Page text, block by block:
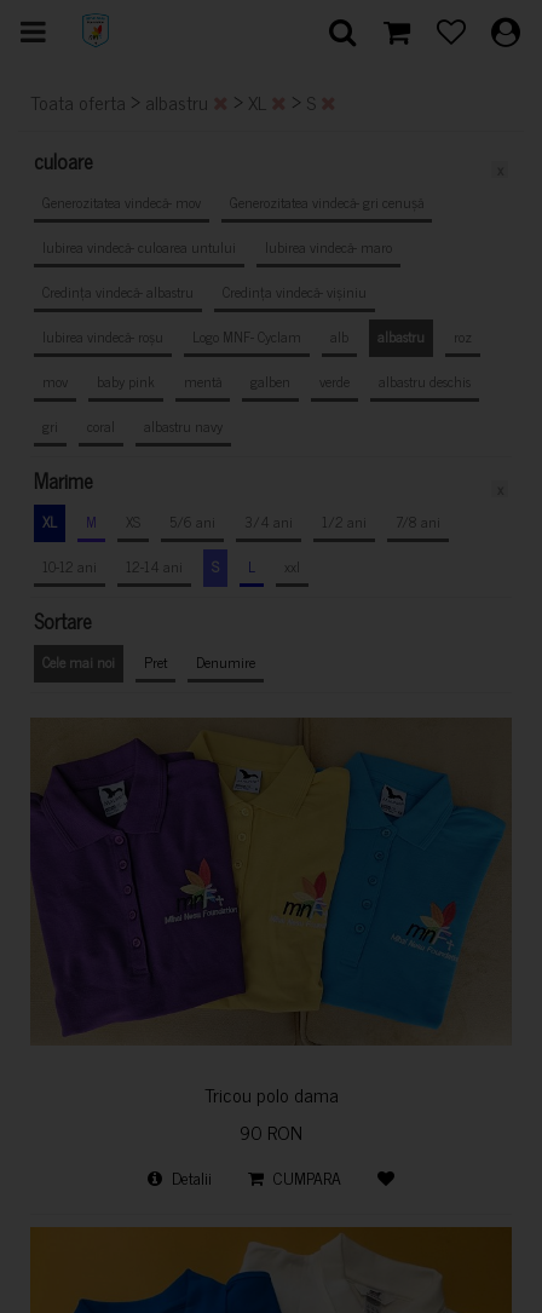
Toata oferta > albastru > XL > S
culoare
Generozitatea vindecă- mov
Generozitatea vindecă- gri cenușă
Iubirea vindecă- culoarea untului
Iubirea vindecă- maro
Credința vindecă- albastru
Credința vindecă- vișiniu
Iubirea vindecă- roșu
Logo MNF- Cyclam alb albastru
roz
mov
baby pink mentă galben verde
albastru deschis
gri
coral albastru navy
Marime
XL M XS 5/6 ani 3/4 ani 1/2 ani
7/8 ani
10-12 ani
12-14 ani S L xxl
Sortare
Cele mai noi Pret Denumire
Tricou polo dama
90 RON
Detalii CUMPARA